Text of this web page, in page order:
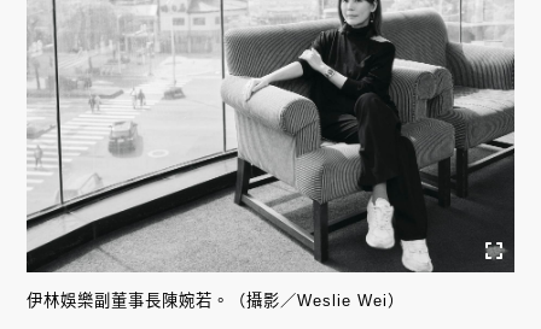
伊林娛樂副董事長陳婉若。（攝影／Weslie Wei）